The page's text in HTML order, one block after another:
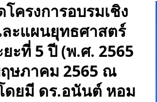
ครงการอบรมเชิง
ะแผนยุทธศาสตร์
ะที่ 5 ปี (พ.ศ. 2565
ฤษภาคม 2565 ณ
ดยมี ดร.อนันต์ หอม